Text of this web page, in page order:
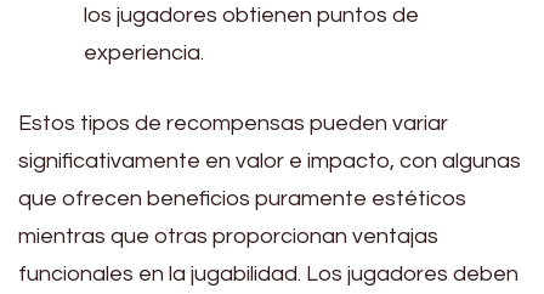
los jugadores obtienen puntos de
experiencia.
Estos tipos de recompensas pueden variar
significativamente en valor e impacto, con algunas
que ofrecen beneficios puramente estéticos
mientras que otras proporcionan ventajas
funcionales en la jugabilidad. Los jugadores deben